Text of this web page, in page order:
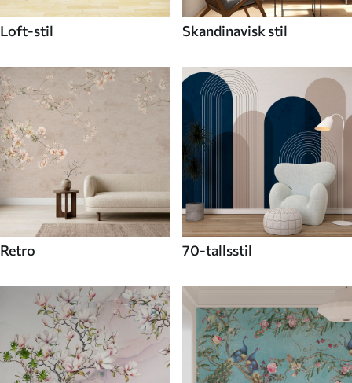
Loft-stil Skandinavisk stil
Retro 70-tallsstil